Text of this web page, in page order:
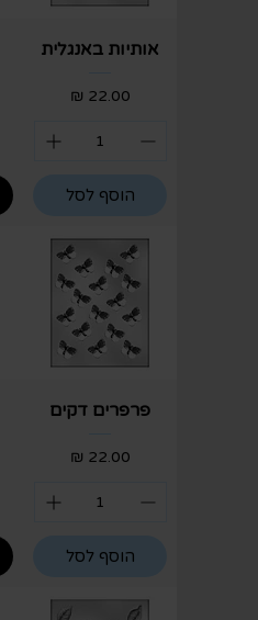
אותיות באנגלית
מחיר
הוסף לסל
פרפרים דקים
מחיר
הוסף לסל